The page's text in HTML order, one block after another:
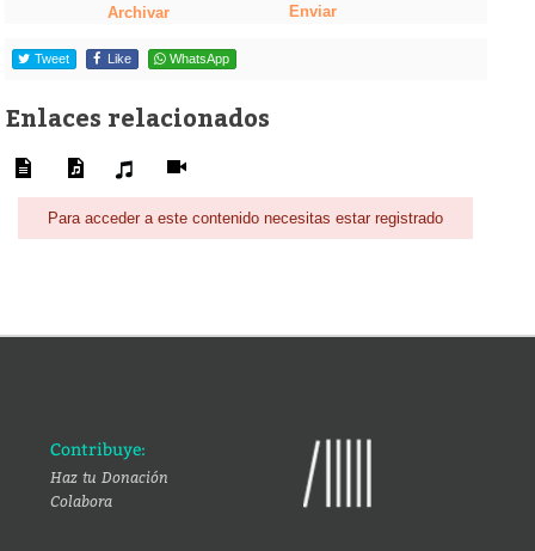
Archivar Enviar
Tweet Like WhatsApp
Enlaces relacionados
Para acceder a este contenido necesitas estar registrado
Contribuye:
Haz tu Donación
Colabora